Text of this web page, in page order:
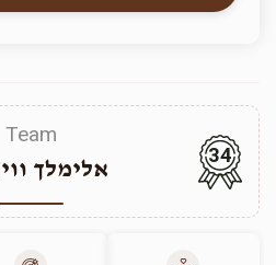
Team
אלימלך
34